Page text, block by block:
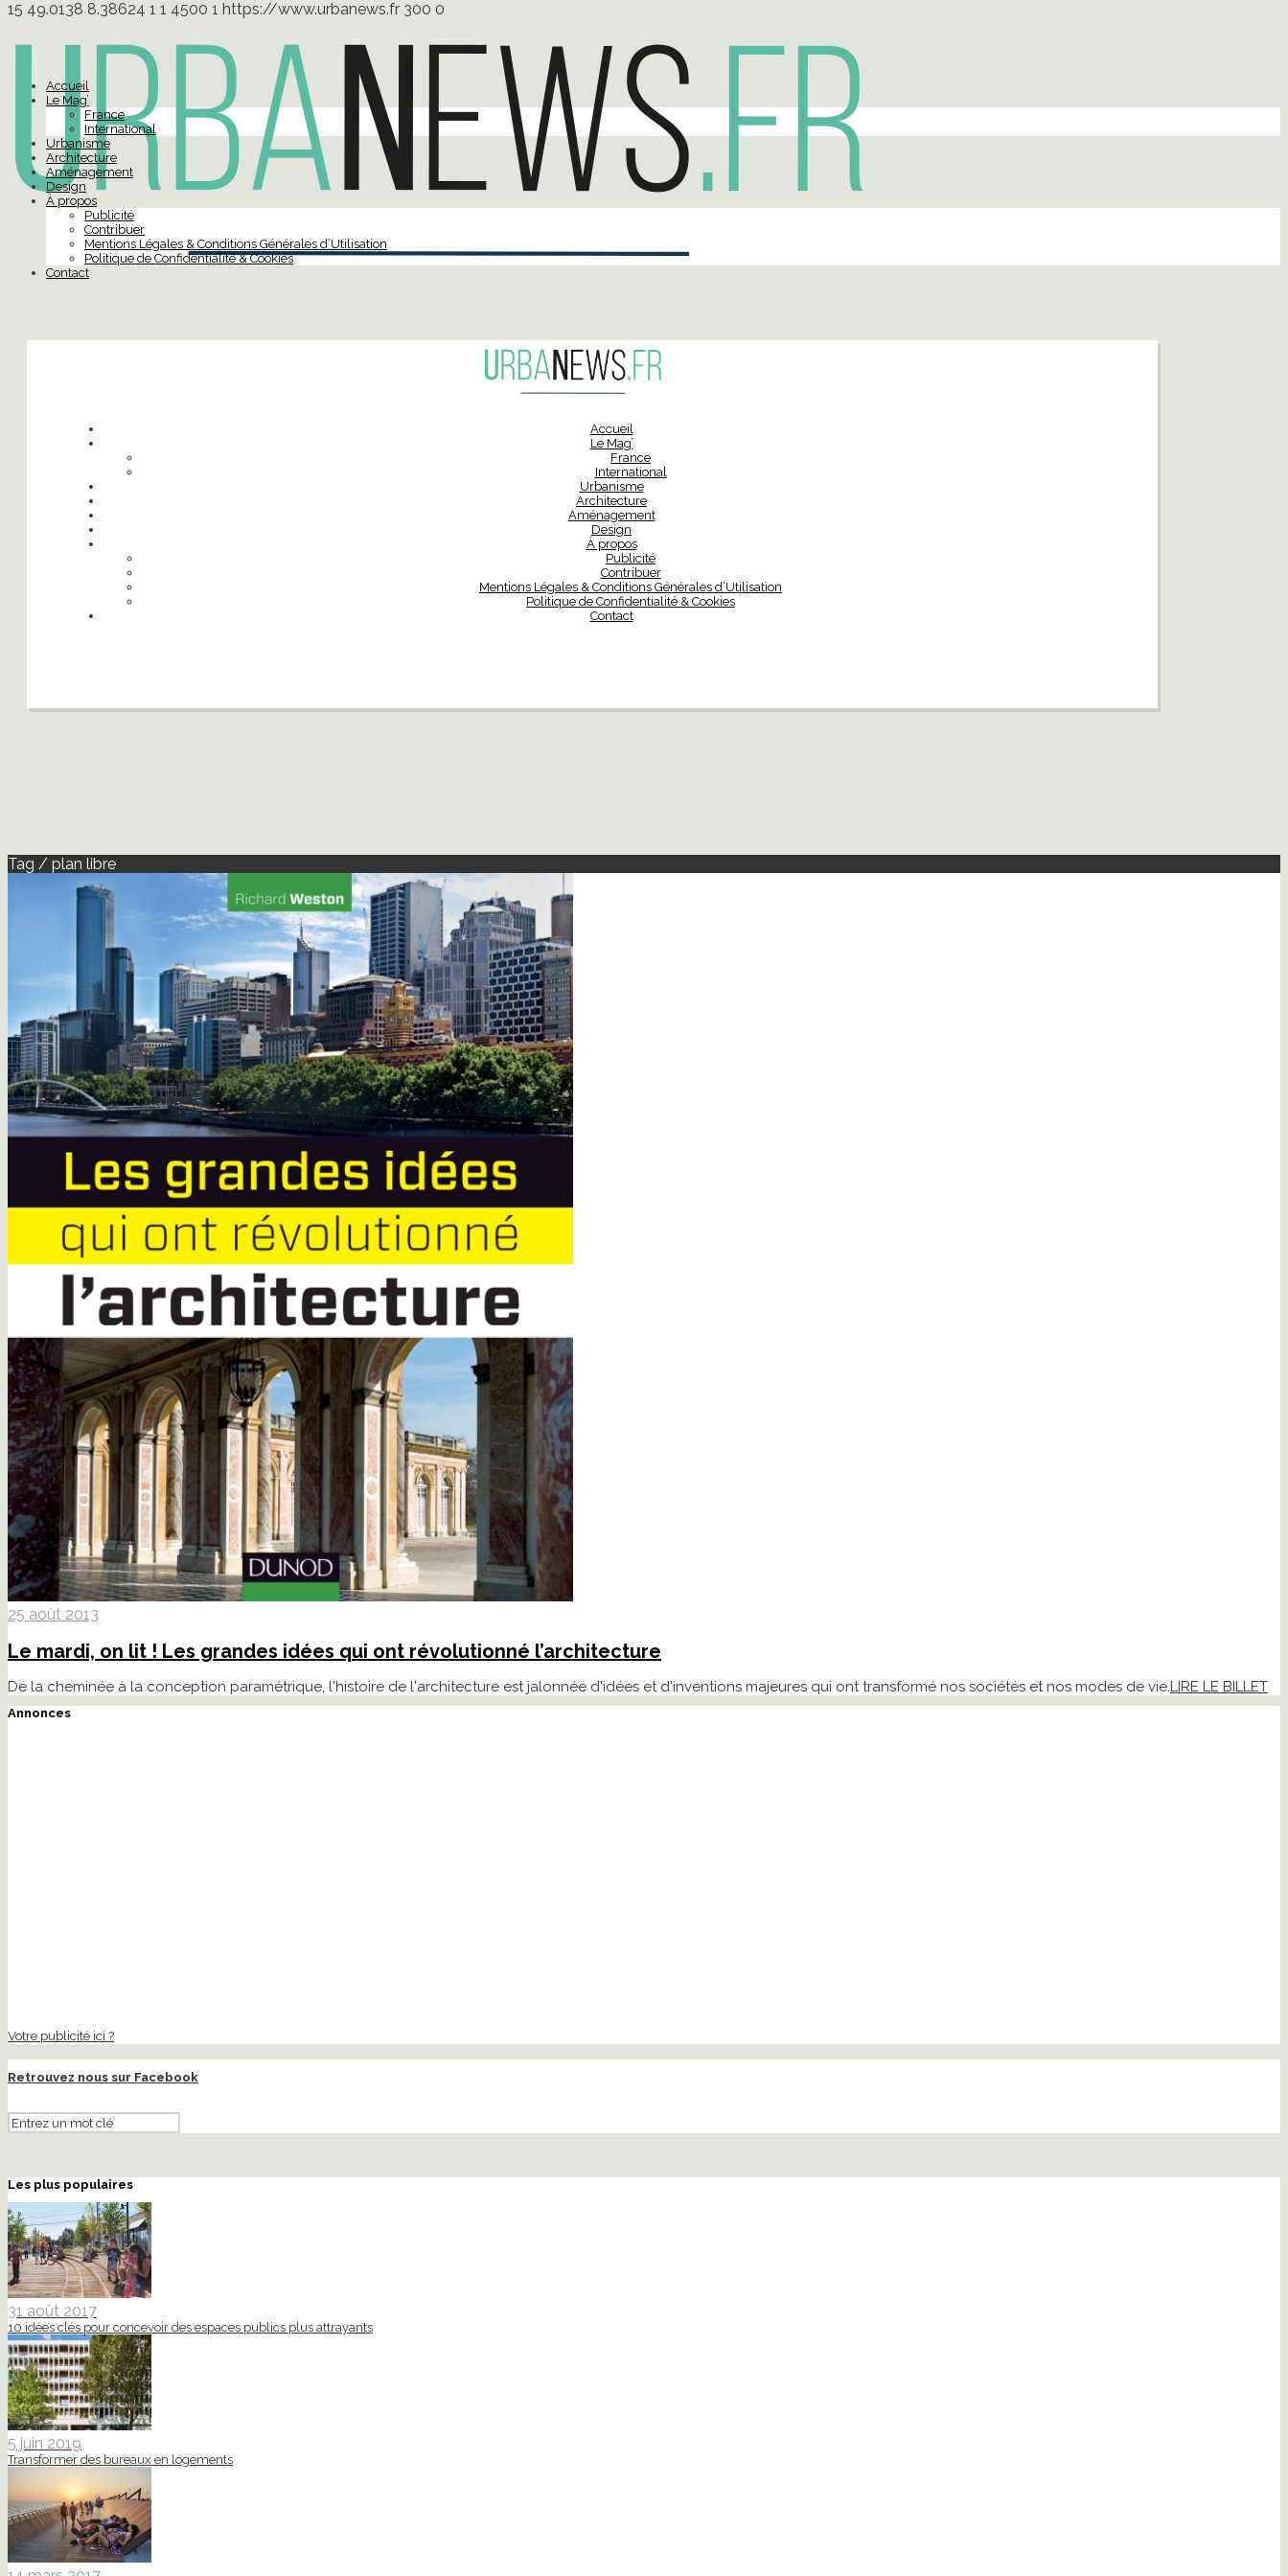
15 49.0138 8.38624 1 1 4500 1 https://www.urbanews.fr 300 0
Accueil
Le Mag’
France
International
Urbanisme
Architecture
Aménagement
Design
À propos
Publicité
Contribuer
Mentions Légales & Conditions Générales d’Utilisation
Politique de Confidentialité & Cookies
Contact
Accueil
Le Mag’
France
International
Urbanisme
Architecture
Aménagement
Design
À propos
Publicité
Contribuer
Mentions Légales & Conditions Générales d’Utilisation
Politique de Confidentialité & Cookies
Contact
Tag / plan libre
25 août 2013
Le mardi, on lit ! Les grandes idées qui ont révolutionné l’architecture
De la cheminée à la conception paramétrique, l'histoire de l'architecture est jalonnée d'idées et d'inventions majeures qui ont transformé nos sociétés et nos modes de vie.LIRE LE BILLET
Annonces
Votre publicité ici ?
Retrouvez nous sur Facebook
Les plus populaires
31 août 2017
10 idées clés pour concevoir des espaces publics plus attrayants
5 juin 2019
Transformer des bureaux en logements